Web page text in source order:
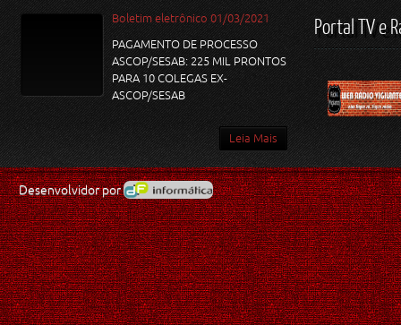
Boletim eletrônico 01/03/2021
PAGAMENTO DE PROCESSO
ASCOP/SESAB: 225 MIL PRONTOS
PARA 10 COLEGAS EX-
ASCOP/SESAB
Leia Mais
Portal TV e
Desenvolvidor por